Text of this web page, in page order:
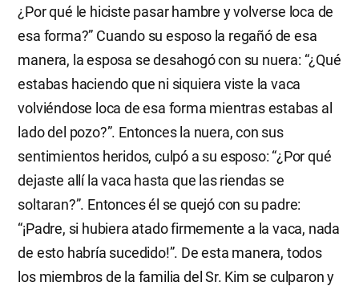
¿Por qué le hiciste pasar hambre y volverse loca de
esa forma?” Cuando su esposo la regañó de esa
manera, la esposa se desahogó con su nuera: “¿Qué
estabas haciendo que ni siquiera viste la vaca
volviéndose loca de esa forma mientras estabas al
lado del pozo?”. Entonces la nuera, con sus
sentimientos heridos, culpó a su esposo: “¿Por qué
dejaste allí la vaca hasta que las riendas se
soltaran?”. Entonces él se quejó con su padre:
“¡Padre, si hubiera atado firmemente a la vaca, nada
de esto habría sucedido!”. De esta manera, todos
los miembros de la familia del Sr. Kim se culparon y